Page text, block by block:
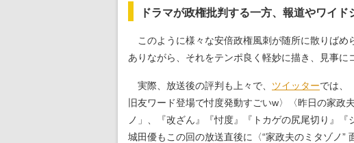
ドラマが政権批判する一方、報道やワイ
このように様々な安倍政権風刺が随所に散りばめ
ありながら、それをテンポ良く軽妙に描き、見事
実際、放送後の評判も上々で、 ツイッターでは、
旧友ワード登場で忖度発動すごいw〉〈昨日の家
ノ」、『改ざん』『忖度』『トカゲの尻尾切り』
城田優もこの回の放送直後に〈“家政夫のミタゾノ”